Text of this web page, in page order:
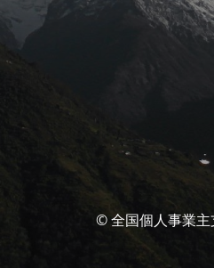
© 全国個人事業